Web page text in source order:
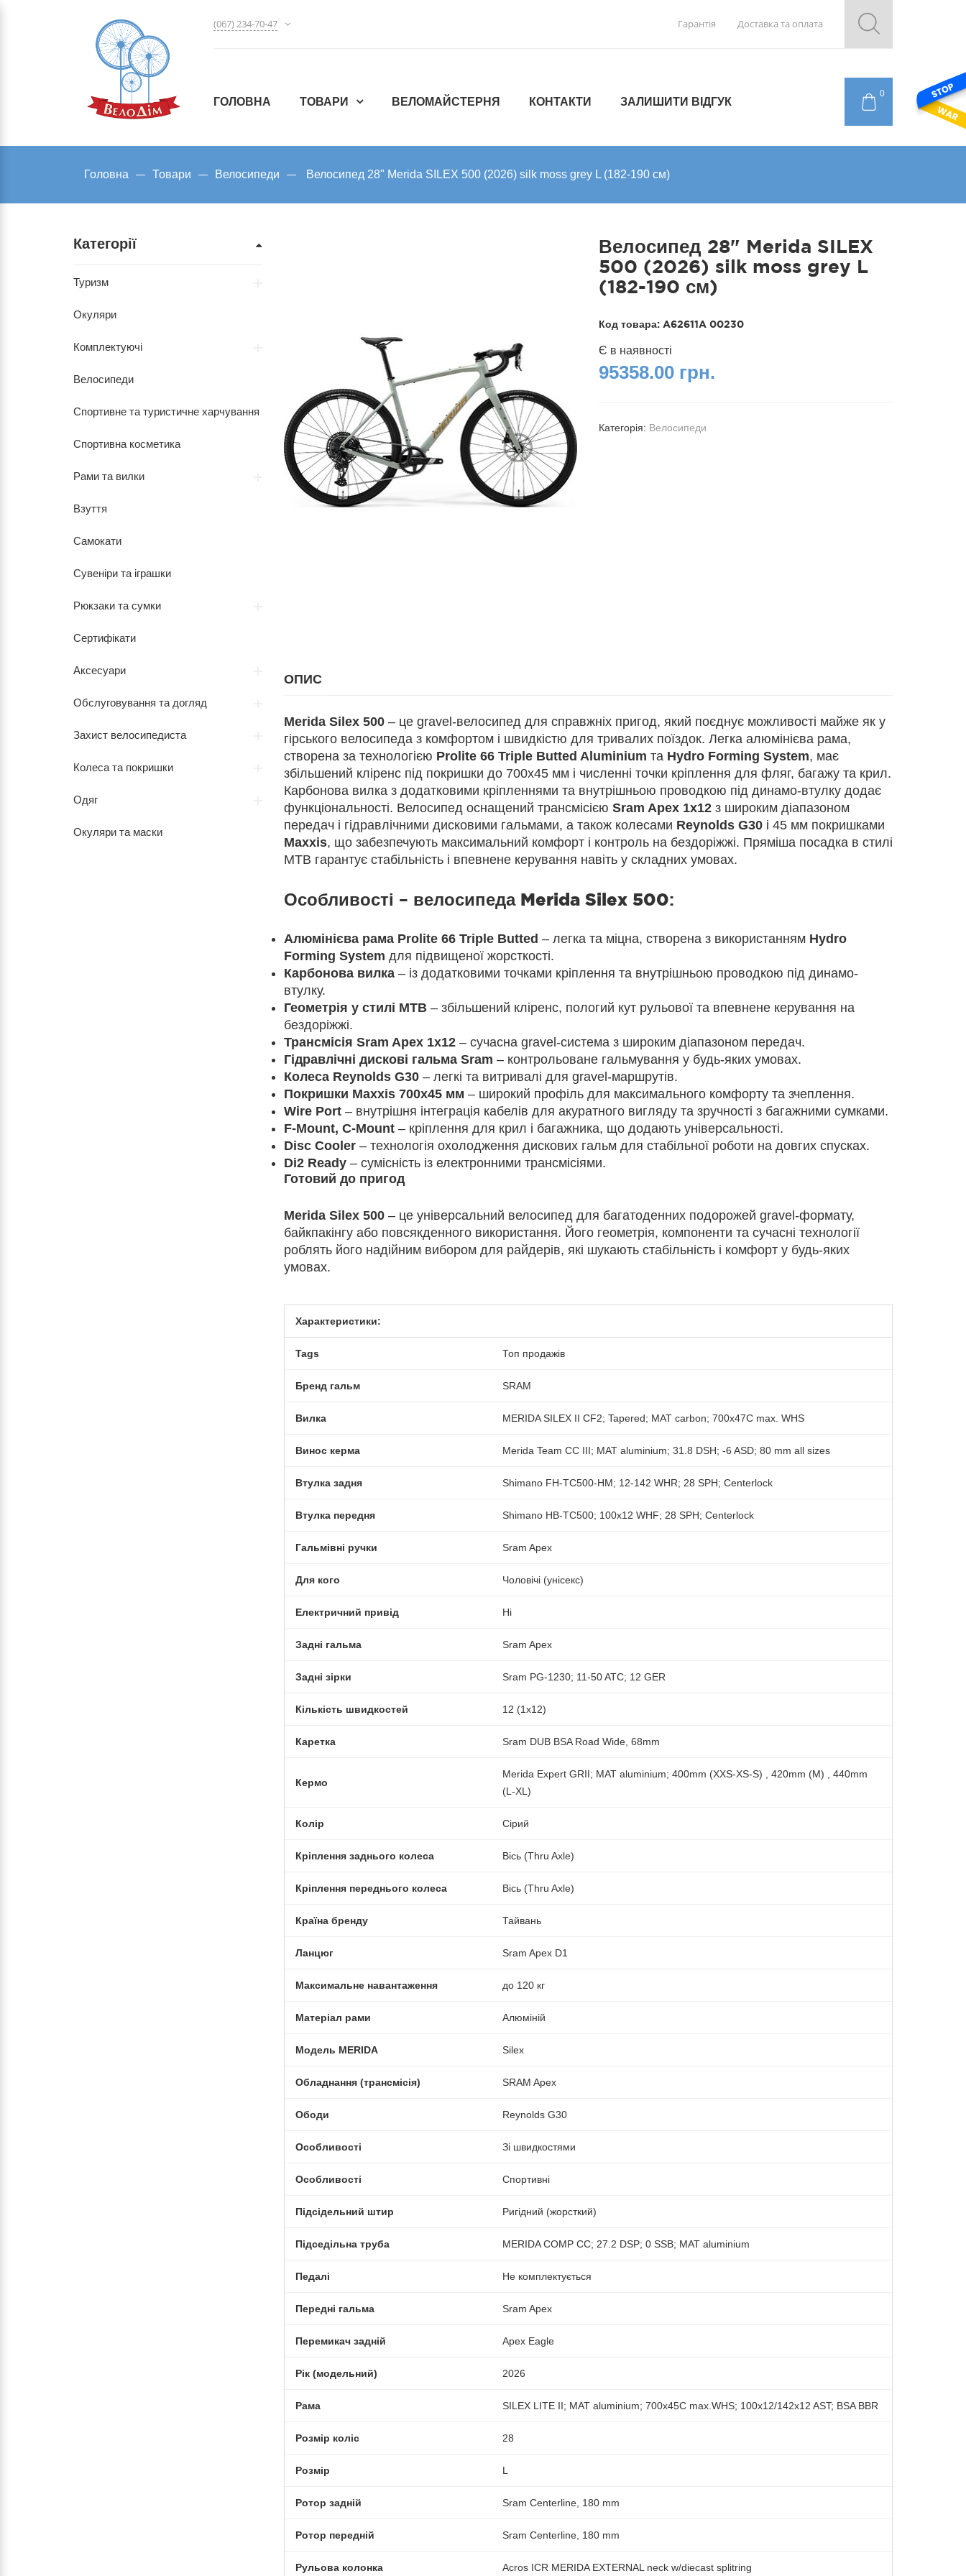
(067) 234-70-47 Гарантія Доставка та оплата
0
ГОЛОВНА ТОВАРИ ВЕЛОМАЙСТЕРНЯ КОНТАКТИ ЗАЛИШИТИ ВІДГУК
Головна Товари Велосипеди Велосипед 28" Merida SILEX 500 (2026) silk moss grey L (182-190 см)
Велосипед 28" Merida SILEX
500 (2026) silk moss grey L
(182-190 см)
Код товара: A62611A 00230
Є в наявності
95358.00 грн.
Категорія: Велосипеди
ОПИС
Merida Silex 500– це gravel-велосипед для справжніх пригод, який поєднує можливості майже як у
гірського велосипеда з комфортом і швидкістю для тривалих поїздок. Легка алюмінієва рама,
створена за технологією Prolite 66 Triple Butted Aluminium та Hydro Forming System, має
збільшений кліренс під покришки до 700x45 мм і численні точки кріплення для фляг, багажу та крил.
Карбонова вилка з додатковими кріпленнями та внутрішньою проводкою під динамо-втулку додає
функціональності. Велосипед оснащений трансмісією Sram Apex 1x12з широким діапазоном
передач і гідравлічними дисковими гальмами, а також колесами Reynolds G30і 45 мм покришками
Maxxis, що забезпечують максимальний комфорт і контроль на бездоріжжі. Пряміша посадка в стилі
MTB гарантує стабільність і впевнене керування навіть у складних умовах.
Особливості – велосипеда Merida Silex 500:
Алюмінієва рама Prolite 66 Triple Butted – легка та міцна, створена з використанням Hydro
Forming System для підвищеної жорсткості.
Карбонова вилка– із додатковими точками кріплення та внутрішньою проводкою під динамо-
втулку.
Геометрія у стилі MTB– збільшений кліренс, пологий кут рульової та впевнене керування на
бездоріжжі.
Трансмісія Sram Apex 1x12– сучасна gravel-система з широким діапазоном передач.
Гідравлічні дискові гальма Sram – контрольоване гальмування у будь-яких умовах.
Колеса Reynolds G30– легкі та витривалі для gravel-маршрутів.
Покришки Maxxis 700x45 мм – широкий профіль для максимального комфорту та зчеплення.
Wire Port– внутрішня інтеграція кабелів для акуратного вигляду та зручності з багажними сумками.
F-Mount, C-Mount– кріплення для крил і багажника, що додають універсальності.
Disc Cooler– технологія охолодження дискових гальм для стабільної роботи на довгих спусках.
Di2 Ready– сумісність із електронними трансмісіями.
Готовий до пригод
Merida Silex 500– це універсальний велосипед для багатоденних подорожей gravel-формату,
байкпакінгу або повсякденного використання. Його геометрія, компоненти та сучасні технології
роблять його надійним вибором для райдерів, які шукають стабільність і комфорт у будь-яких
умовах.
Характеристики:
Tags Топ продажів
Бренд гальм SRAM
Вилка MERIDA SILEX II CF2; Tapered; MAT carbon; 700x47C max. WHS
Винос керма Merida Team CC III; MAT aluminium; 31.8 DSH; -6 ASD; 80 mm all sizes
Втулка задня Shimano FH-TC500-HM; 12-142 WHR; 28 SPH; Centerlock
Втулка передня Shimano HB-TC500; 100x12 WHF; 28 SPH; Centerlock
Гальмівні ручки Sram Apex
Для кого Чоловічі (унісекс)
Електричний привід Ні
Задні гальма Sram Apex
Задні зірки Sram PG-1230; 11-50 ATC; 12 GER
Кількість швидкостей 12 (1x12)
Каретка Sram DUB BSA Road Wide, 68mm
Кермо
Merida Expert GRII; MAT aluminium; 400mm (XXS-XS-S) , 420mm (M) , 440mm
(L-XL)
Колір Сірий
Кріплення заднього колеса Вісь (Thru Axle)
Кріплення переднього колеса Вісь (Thru Axle)
Країна бренду Тайвань
Ланцюг Sram Apex D1
Максимальне навантаження до 120 кг
Матеріал рами Алюміній
Модель MERIDA Silex
Обладнання (трансмісія) SRAM Apex
Ободи Reynolds G30
Особливості Зі швидкостями
Особливості Спортивні
Підсідельний штир Ригідний (жорсткий)
Підседільна труба MERIDA COMP CC; 27.2 DSP; 0 SSB; MAT aluminium
Педалі Не комплектується
Передні гальма Sram Apex
Перемикач задній Apex Eagle
Рік (модельний) 2026
Рама SILEX LITE II; MAT aluminium; 700x45C max.WHS; 100x12/142x12 AST; BSA BBR
Розмір коліс 28
Розмір L
Ротор задній Sram Centerline, 180 mm
Ротор передній Sram Centerline, 180 mm
Рульова колонка Acros ICR MERIDA EXTERNAL neck w/diecast splitring
Категорії
Туризм
Окуляри
Комплектуючі
Велосипеди
Спортивне та туристичне харчування
Спортивна косметика
Рами та вилки
Взуття
Самокати
Сувеніри та іграшки
Рюкзаки та сумки
Сертифікати
Аксесуари
Обслуговування та догляд
Захист велосипедиста
Колеса та покришки
Одяг
Окуляри та маски